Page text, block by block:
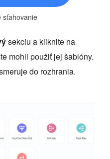
sťahovanie
sekciu a kliknite na
mohli použiť jej šablóny.
do rozhrania.